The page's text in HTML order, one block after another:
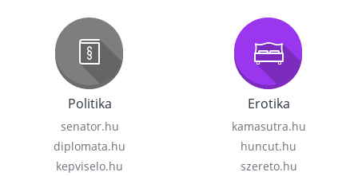
Politika
senator.hu
diplomata.hu
kepviselo.hu
Erotika
kamasutra.hu
huncut.hu
szereto.hu